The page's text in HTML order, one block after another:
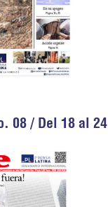
08 / Del 18 al 24